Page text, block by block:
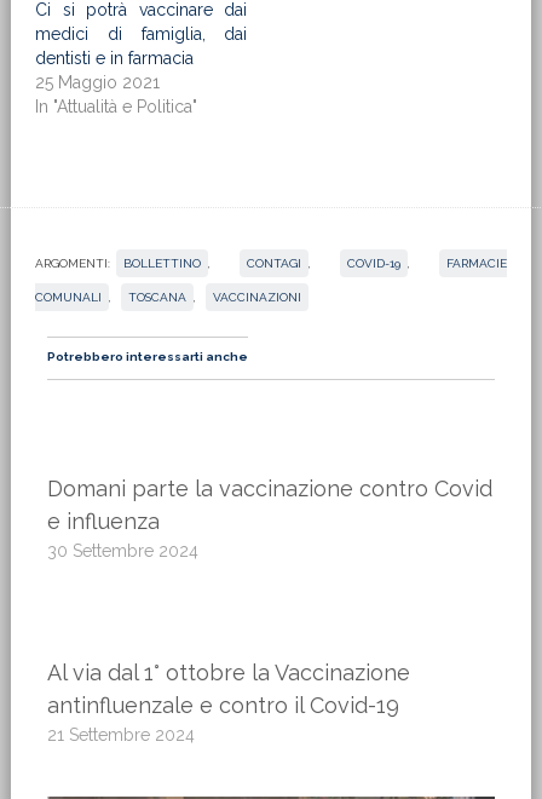
Ci si potrà vaccinare dai
medici di famiglia, dai
dentisti e in farmacia
25 Maggio 2021
In "Attualità e Politica"
ARGOMENTI: BOLLETTINO CONTAGI COVID-19 FARMACIE
COMUNALI TOSCANA VACCINAZIONI
Potrebbero interessarti anche
Domani parte la vaccinazione contro Covid
e influenza
30 Settembre 2024
Al via dal 1° ottobre la Vaccinazione
antinfluenzale e contro il Covid-19
21 Settembre 2024